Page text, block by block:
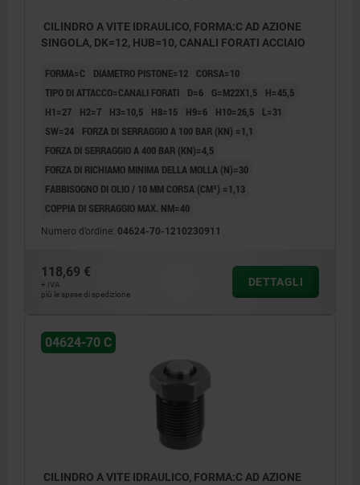
CILINDRO A VITE IDRAULICO, FORMA:C AD AZIONE
SINGOLA, DK=12, HUB=10, CANALI FORATI ACCIAIO
FORMA=C DIAMETRO PISTONE=12
CORSA=10
TIPO DI ATTACCO=CANALI FORATI
D=6 G=M22X1,5
H=45,5
H1=27
H2=7 H3=10,5 H8=15 H9=6 H10=26,5
L=31
SW=24
FORZA DI SERRAGGIO A 100 BAR (KN) =1,1
FORZA DI SERRAGGIO A 400 BAR (KN)=4,5
FORZA DI RICHIAMO MINIMA DELLA MOLLA (N)=30
FABBISOGNO DI OLIO / 10 MM CORSA (CM³) =1,13
COPPIA DI SERRAGGIO MAX. NM=40
Numero d’ordine: 04624-70-1210230911
118,69 €
+ IVA
più le spese di spedizione
DETTAGLI
04624-70 C
CILINDRO A VITE IDRAULICO, FORMA:C AD AZIONE